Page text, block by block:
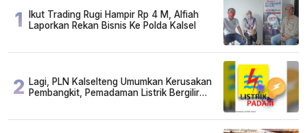
1
Ikut Trading Rugi Hampir Rp 4 M, Alfiah
Laporkan Rekan Bisnis Ke Polda Kalsel
2 Lagi, PLN Kalselteng Umumkan Kerusakan
Pembangkit, Pemadaman Listrik Bergilir